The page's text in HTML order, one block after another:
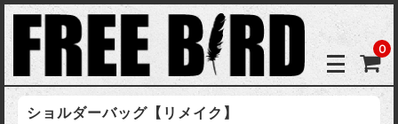
0
ショルダーバッグ【リメイク】